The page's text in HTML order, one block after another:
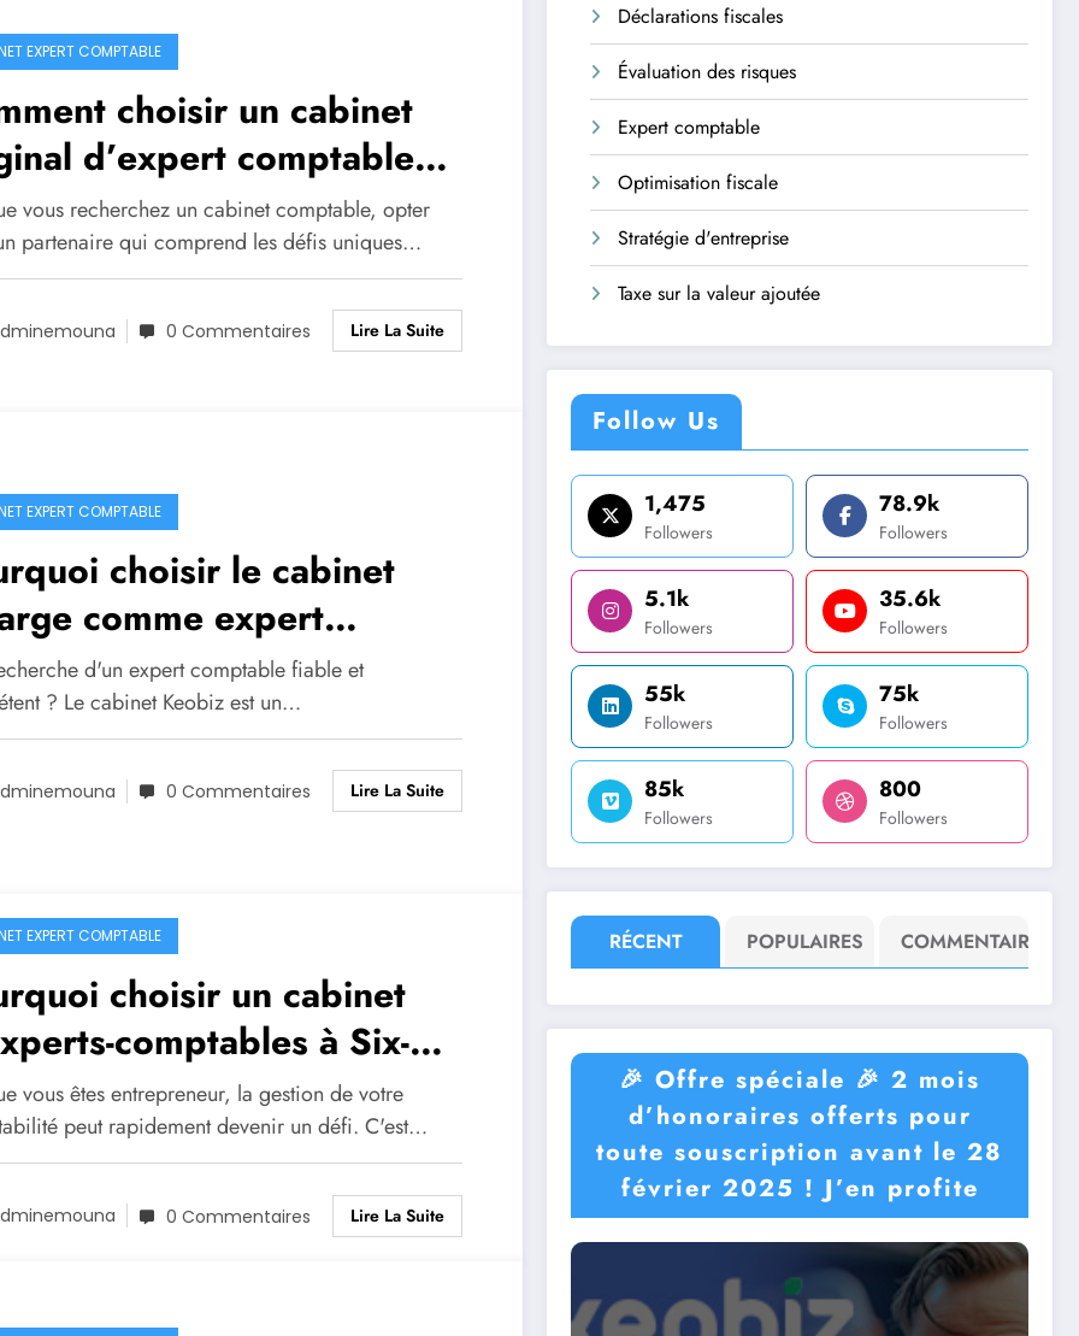
EXPERT COMPTABLE
choisir un cabinet
d’expert comptable
votre entreprise
vous recherchez un cabinet comptable, opter
partenaire qui comprend les défis uniques…
0 Commentaires Lire La Suite
EXPERT COMPTABLE
choisir le cabinet
comme expert
?
d'un expert comptable fiable et
? Le cabinet Keobiz est un…
0 Commentaires Lire La Suite
EXPERT COMPTABLE
choisir un cabinet
comptables à Six-
?
vous êtes entrepreneur, la gestion de votre
peut rapidement devenir un défi. C'est…
0 Commentaires Lire La Suite
Déclarations fiscales
Évaluation des risques
Expert comptable
Optimisation fiscale
Stratégie d'entreprise
Taxe sur la valeur ajoutée
Follow Us
1,475
Followers
78.9k
Followers
5.1k
Followers
35.6k
Followers
55k
Followers
75k
Followers
85k
Followers
800
Followers
RÉCENT POPULAIRES COMMENTAIRE
🎉​ Offre spéciale 🎉 2 mois
d’honoraires offerts pour
toute souscription avant le 28
février 2025 ! J’en profite